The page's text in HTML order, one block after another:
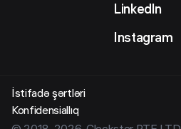
LinkedIn
Instagram
İstifadə şərtləri
Konfidensiallıq